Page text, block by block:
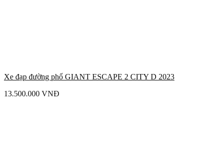
Xe đạp đường phố GIANT ESCAPE 2 CITY D 2023
13.500.000 VNĐ